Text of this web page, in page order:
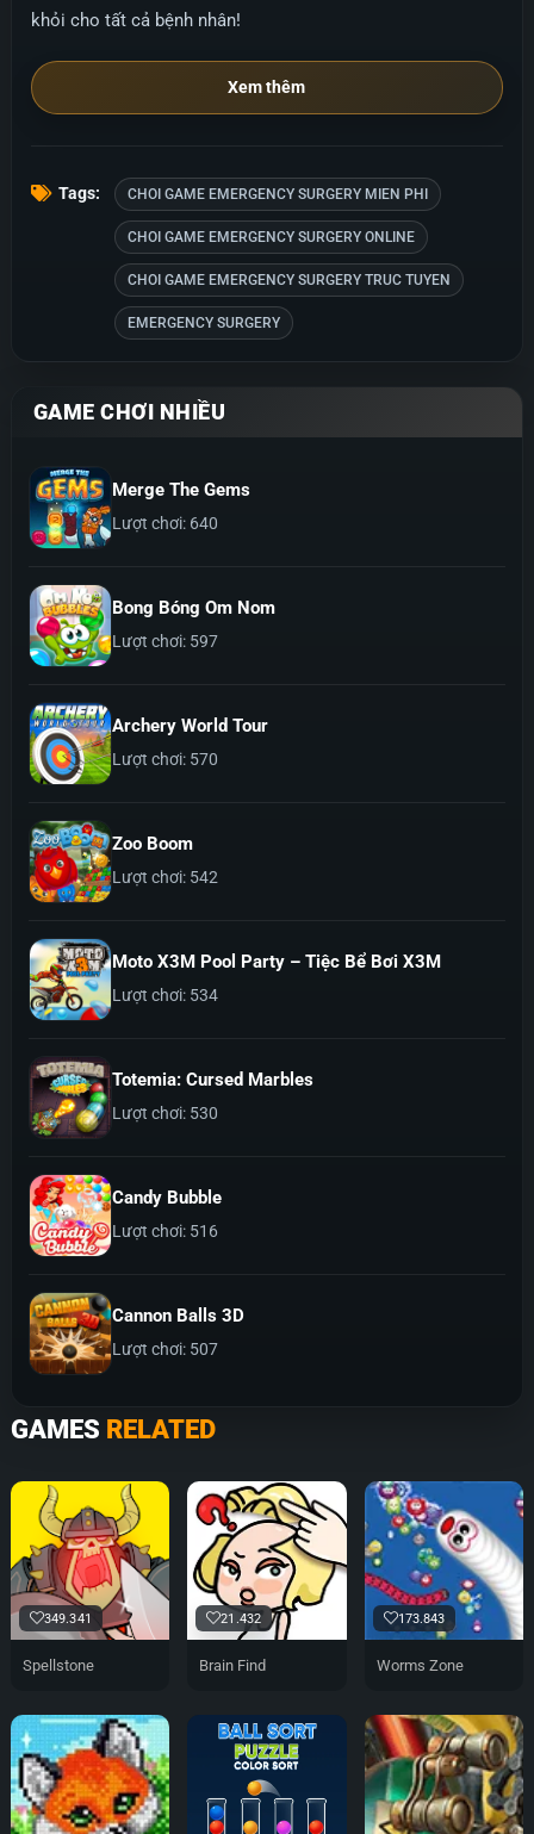
khỏi cho tất cả bệnh nhân!
Xem thêm
Tags: CHOI GAME EMERGENCY SURGERY MIEN PHI
CHOI GAME EMERGENCY SURGERY ONLINE
CHOI GAME EMERGENCY SURGERY TRUC TUYEN
EMERGENCY SURGERY
GAME CHƠI NHIỀU
Merge The Gems
Lượt chơi: 640
Bong Bóng Om Nom
Lượt chơi: 597
Archery World Tour
Lượt chơi: 570
Zoo Boom
Lượt chơi: 542
Moto X3M Pool Party – Tiệc Bể Bơi X3M
Lượt chơi: 534
Totemia: Cursed Marbles
Lượt chơi: 530
Candy Bubble
Lượt chơi: 516
Cannon Balls 3D
Lượt chơi: 507
GAMES RELATED
349.341
Spellstone
21.432
Brain Find
173.843
Worms Zone